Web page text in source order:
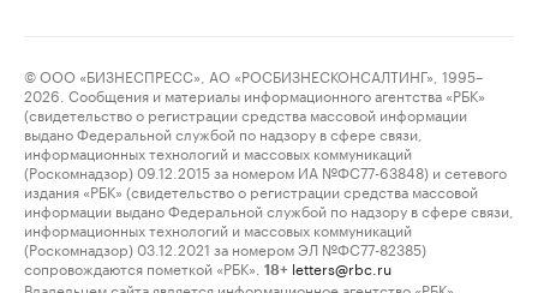
© ООО «БИЗНЕСПРЕСС», АО «РОСБИЗНЕСКОНСАЛТИНГ», 1995–
2026. Сообщения и материалы информационного агентства «РБК»
(свидетельство о регистрации средства массовой информации
выдано Федеральной службой по надзору в сфере связи,
информационных технологий и массовых коммуникаций
(Роскомнадзор) 09.12.2015 за номером ИА №ФС77-63848) и сетевого
издания «РБК» (свидетельство о регистрации средства массовой
информации выдано Федеральной службой по надзору в сфере связи,
информационных технологий и массовых коммуникаций
(Роскомнадзор) 03.12.2021 за номером ЭЛ №ФС77-82385)
сопровождаются пометкой «РБК».
18+ letters@rbc.ru